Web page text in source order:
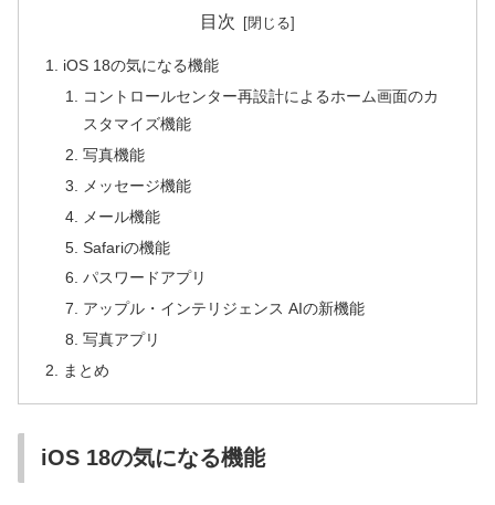
目次
iOS 18の気になる機能
コントロールセンター再設計によるホーム画面のカ
スタマイズ機能
写真機能
メッセージ機能
メール機能
Safariの機能
パスワードアプリ
アップル・インテリジェンス AIの新機能
写真アプリ
まとめ
iOS 18の気になる機能